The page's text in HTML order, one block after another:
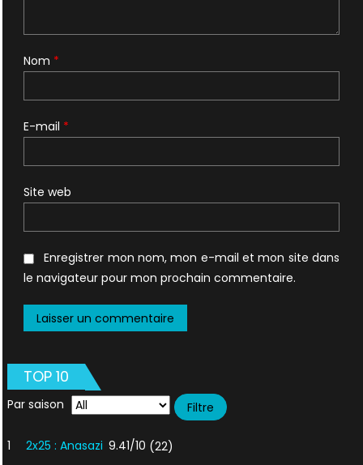
Nom *
E-mail *
Site web
Enregistrer mon nom, mon e-mail et mon site dans
le navigateur pour mon prochain commentaire.
TOP 10
Par saison
1 2x25 : Anasazi 9.41/10 (22)